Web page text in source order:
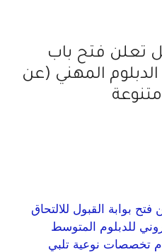
تعلن فتح باب
المهني (عن
بوابة القبول للالتحاق
للدبلوم المتوسط
تخصصات نوعية تلبي